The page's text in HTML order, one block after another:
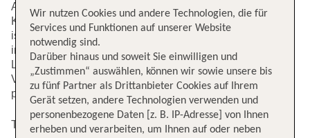
Amsterdam landen auf dem Flughafen Schiphol, etwa 20
Kilometer südwestlich des Stadtzentrums. Der Flughafen
ist ein bedeutender Verkehrsknotenpunkt für den
internationalen Luftverkehr mit Mittel- und
Langstreckenverbindungen zu Zielen in aller Welt.
Vergleiche die Flugangebote bei TUI und finde den
passenden Flug nach Amsterdam.
Top Flugangebote nach Amsterdam Schiphol
Wir nutzen Cookies und andere Technologien, die für
Services und Funktionen auf unserer Website
notwendig sind.
Darüber hinaus und soweit Sie einwilligen und
„Zustimmen“ auswählen, können wir sowie unsere bis
zu fünf Partner als Drittanbieter Cookies auf Ihrem
Gerät setzen, andere Technologien verwenden und
personenbezogene Daten [z. B. IP-Adresse] von Ihnen
erheben und verarbeiten, um Ihnen auf oder neben